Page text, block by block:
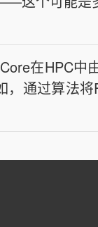
在HPC中
通过算法